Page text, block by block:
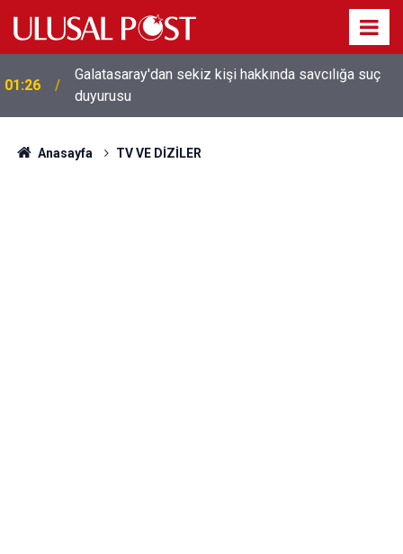
01:26
Galatasaray'dan sekiz kişi hakkında savcılığa suç
duyurusu
Anasayfa TV VE DİZİLER